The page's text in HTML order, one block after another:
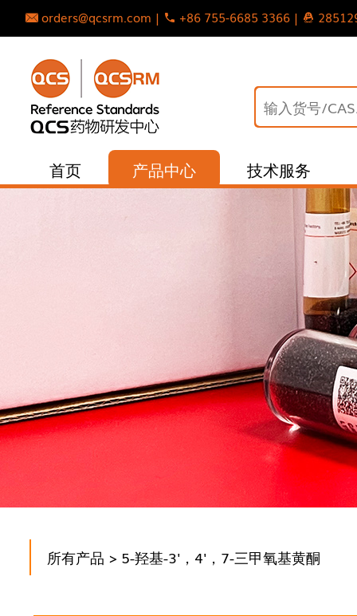
orders@qcsrm.com | +86 755-6685 3366 |
首页 产品中心 技术服务
所有产品 > 5-羟基-3'，4'，7-三甲氧基黄酮